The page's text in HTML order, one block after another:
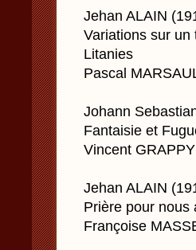
Jehan ALAIN
Variations sur un
Litanies
Pascal
Johann
Fantaisie et
Vincent GRAPPY
Jehan ALAIN
Prière pour nous
Françoise